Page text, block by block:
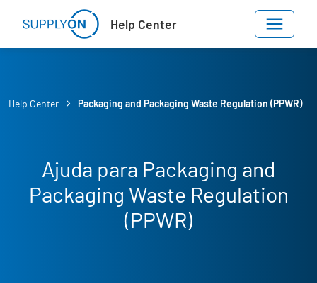
Skip to main content
Help Center
Help Center Packaging and Packaging Waste Regulation (PPWR)
Ajuda para Packaging and
Packaging Waste Regulation
(PPWR)